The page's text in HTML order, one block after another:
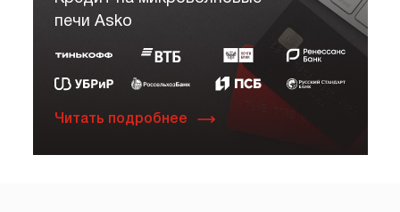
печи Asko
Читать подробнее